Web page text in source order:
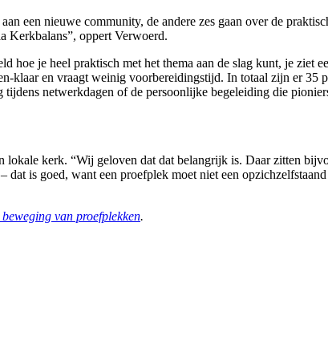
een nieuwe community, de andere zes gaan over de
Kerkbalans”, oppert Verwoerd.
hoe je heel praktisch met het thema aan de slag kunt, je ziet
en vraagt weinig voorbereidingstijd. In totaal zijn er 35
netwerkdagen of de persoonlijke begeleiding die
kerk. “Wij geloven dat dat belangrijk is. Daar zitten
is goed, want een proefplek moet niet een
van proefplekken.